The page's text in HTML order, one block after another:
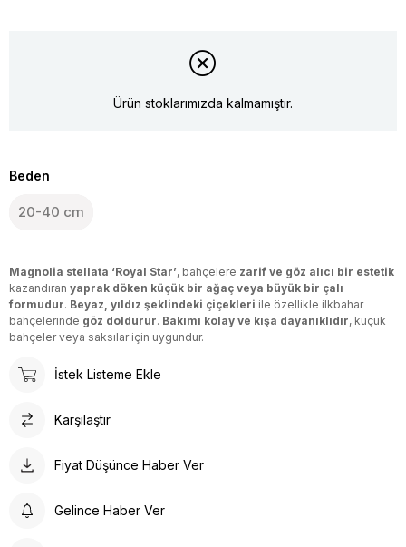
Ürün stoklarımızda kalmamıştır.
Beden
20-40 cm
Magnolia stellata ‘Royal Star’, bahçelere zarif ve göz alıcı bir estetik
kazandıran yaprak döken küçük bir ağaç veya büyük bir çalı
formudur. Beyaz, yıldız şeklindeki çiçekleri ile özellikle ilkbahar
bahçelerinde göz doldurur. Bakımı kolay ve kışa dayanıklıdır, küçük
bahçeler veya saksılar için uygundur.
İstek Listeme Ekle
Karşılaştır
Fiyat Düşünce Haber Ver
Gelince Haber Ver